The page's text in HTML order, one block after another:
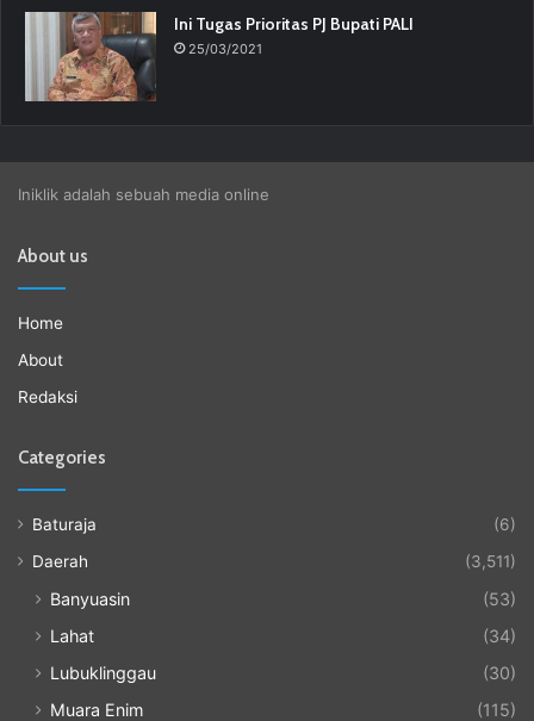
Ini Tugas Prioritas PJ Bupati PALI
25/03/2021
Iniklik adalah sebuah media online
About us
Home
About
Redaksi
Categories
Baturaja
(6)
Daerah
(3,511)
Banyuasin
(53)
Lahat
(34)
Lubuklinggau
(30)
Muara Enim
(115)